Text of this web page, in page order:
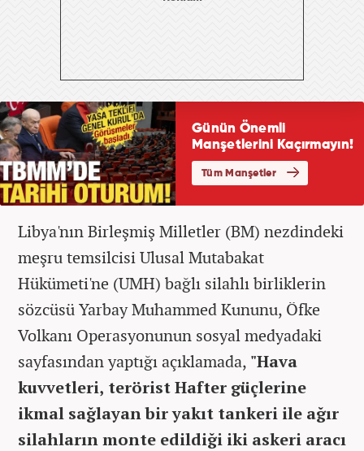
Libya'nın Birleşmiş Milletler (BM) nezdindeki
meşru temsilcisi Ulusal Mutabakat
Hükümeti'ne (UMH) bağlı silahlı birliklerin
sözcüsü Yarbay Muhammed Kununu, Öfke
Volkanı Operasyonunun sosyal medyadaki
sayfasından yaptığı açıklamada, "Hava
kuvvetleri, terörist Hafter güçlerine
ikmal sağlayan bir yakıt tankeri ile ağır
silahların monte edildiği iki askeri aracı